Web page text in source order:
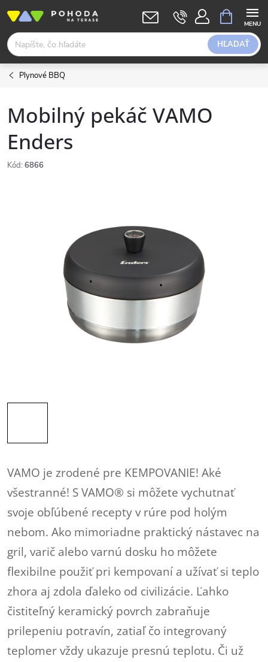
obsah
HĽADAŤ
KOŠÍK
Plynové BBQ
Mobilný pekáč VAMO
Enders
Kód: 6866
VAMO je zrodené pre KEMPOVANIE! Aké
všestranné! S VAMO® si môžete vychutnať
svoje obľúbené recepty v rúre pod holým
nebom. Ako mimoriadne praktický nástavec na
gril, varič alebo varnú dosku ho môžete
flexibilne použiť pri kempovaní a užívať si teplo
zhora aj zdola ďaleko od civilizácie. Ľahko
čistiteľný keramický povrch zabraňuje
prilepeniu potravín, zatiaľ čo integrovaný
teplomer vždy ukazuje presnú teplotu. Či už